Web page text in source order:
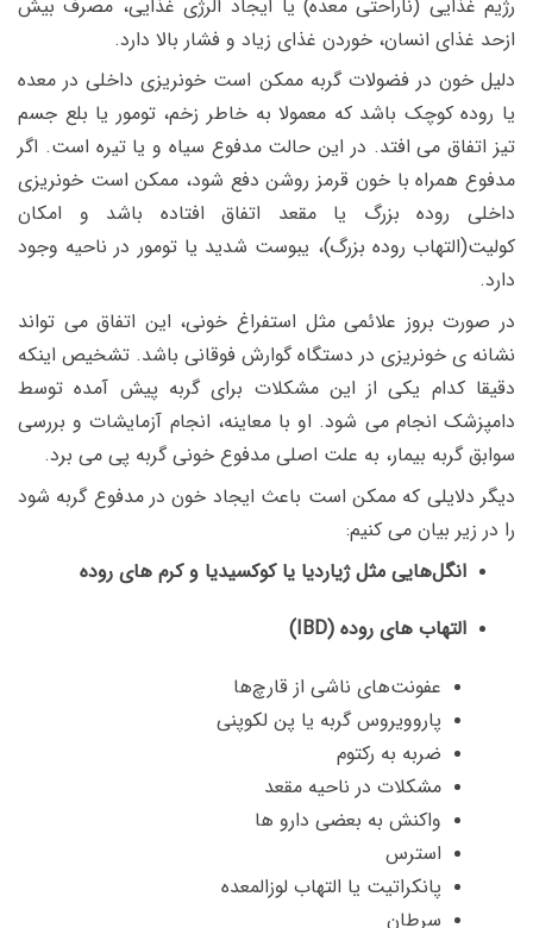
رژیم غذایی (ناراحتی معده) یا ایجاد آلرژی غذایی، مصرف بیش‌
ازحد غذای انسان، خوردن غذای زیاد و فشار بالا دارد.
دلیل خون در فضولات گربه ممکن است خونریزی داخلی در معده
یا روده کوچک باشد که معمولا به خاطر زخم، تومور یا بلع جسم
تیز اتفاق می افتد. در این حالت مدفوع سیاه و یا تیره است. اگر
مدفوع همراه با خون قرمز روشن دفع شود، ممکن است خونریزی
داخلی روده بزرگ یا مقعد اتفاق افتاده باشد و امکان
کولیت(التهاب روده بزرگ)، یبوست شدید یا تومور در ناحیه وجود
دارد.
در صورت بروز علائمی مثل استفراغ خونی، این اتفاق می تواند
نشانه ی خونریزی در دستگاه گوارش فوقانی باشد. تشخیص اینکه
دقیقا کدام یکی از این مشکلات برای گربه پیش آمده توسط
دامپزشک انجام می شود. او با معاینه، انجام آزمایشات و بررسی
سوابق گربه بیمار، به علت اصلی مدفوع خونی گربه پی می برد.
دیگر دلایلی که ممکن است باعث ایجاد خون در مدفوع گربه شود
را در زیر بیان می کنیم:
انگل‌هایی مثل ژیاردیا یا کوکسیدیا و کرم های روده
التهاب های روده (IBD)
عفونت‌های ناشی از قارچ‌ها
پاروویروس گربه یا پن لکوپنی
ضربه به رکتوم
مشکلات در ناحیه مقعد
واکنش به بعضی دارو ها
استرس
پانکراتیت یا التهاب لوزالمعده
سرطان